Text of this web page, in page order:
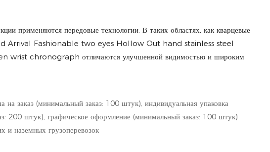
применяются передовые технологии. В таких областях, как кварцевые
Arrival Fashionable two eyes Hollow Out hand stainless steel
chronograph отличаются улучшенной видимостью и широким
на заказ (минимальный заказ: 100 штук), индивидуальная упаковка
200 штук), графическое оформление (минимальный заказ: 100 штук)
и наземных грузоперевозок